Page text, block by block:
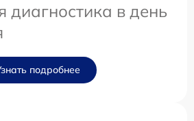
диагностика в день
подробнее